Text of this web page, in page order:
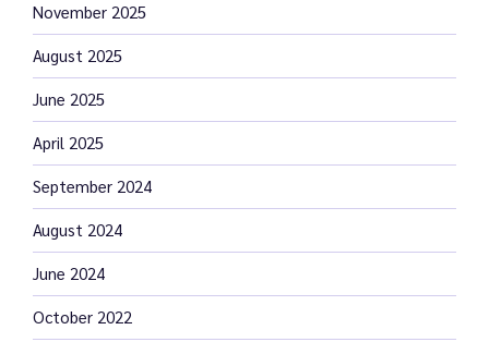
November 2025
August 2025
June 2025
April 2025
September 2024
August 2024
June 2024
October 2022